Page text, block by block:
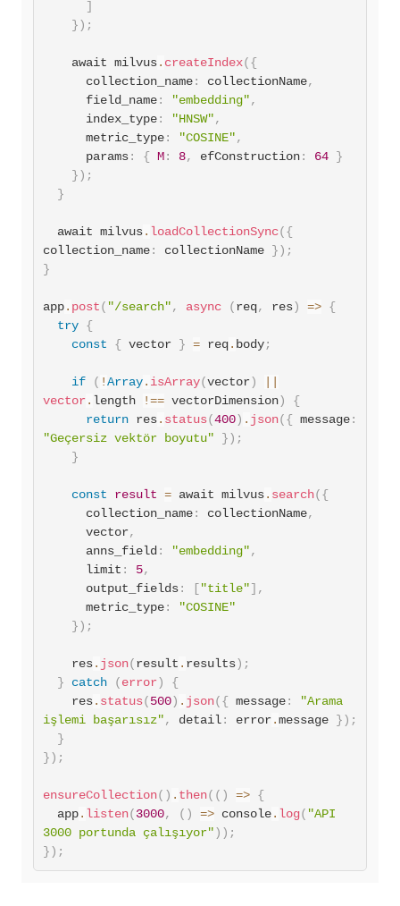
]
}) ;
    await milvus
. createIndex({
      collection_name
: collectionName,
field_name: "embedding",
index_type: "HNSW",
metric_type: "COSINE",
params: { M: 8, efConstruction: 64 }
}) ;
}
  await milvus
. loadCollectionSync({
collection_name: collectionName }) ;
}
app. post( "/search", async (req, res) => {
try {
const
{ vector } = req. body;
if ( !Array. isArray(vector)
vector . length !== vectorDimension)
{
return res. status(400) . json({ message:
"Geçersiz vektör boyutu"
}) ;
}
const result = await milvus. search({
      collection_name
: collectionName,
      vector
,
anns_field : "embedding",
limit : 5,
output_fields: ["title"] ,
metric_type:
"COSINE"
}) ;
    res
. json(result . results) ;
}
catch (error)
{
    res
. status(500) . json({ message:
"Arama
işlemi başarısız", detail: error.message }) ;
}
}) ;
ensureCollection( ) . then( ( ) => {
  app
. listen(3000, ( ) => console. log( "API
3000 portunda çalışıyor") ) ;
}) ;